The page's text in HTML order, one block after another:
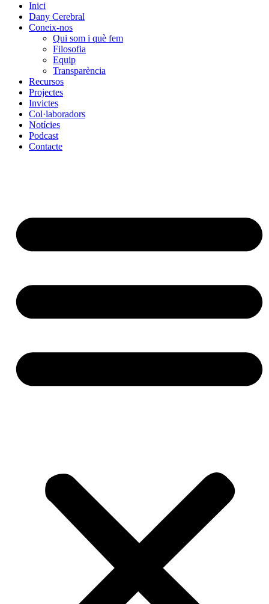
Inici
Dany Cerebral
Coneix-nos
Qui som i què fem
Filosofia
Equip
Transparència
Recursos
Projectes
Invictes
Col·laboradors
Notícies
Podcast
Contacte